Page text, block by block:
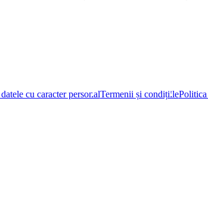
cu caracter personalTermenii și condițiile